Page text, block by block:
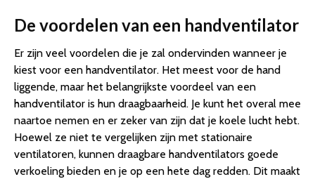
De voordelen van een handventilator
Er zijn veel voordelen die je zal ondervinden wanneer je
kiest voor een handventilator. Het meest voor de hand
liggende, maar het belangrijkste voordeel van een
handventilator is hun draagbaarheid. Je kunt het overal mee
naartoe nemen en er zeker van zijn dat je koele lucht hebt.
Hoewel ze niet te vergelijken zijn met stationaire
ventilatoren, kunnen draagbare handventilators goede
verkoeling bieden en je op een hete dag redden. Dit maakt